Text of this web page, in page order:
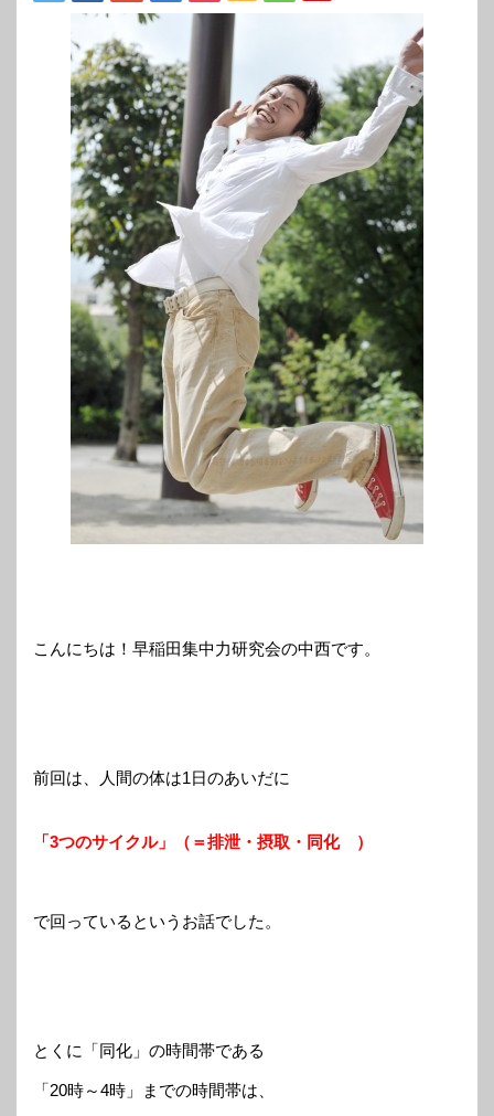
こんにちは！早稲田集中力研究会の中西です。
前回は、人間の体は1日のあいだに
「3つのサイクル」（＝排泄・摂取・同化 ）
で回っているというお話でした。
とくに「同化」の時間帯である
「20時～4時」までの時間帯は、